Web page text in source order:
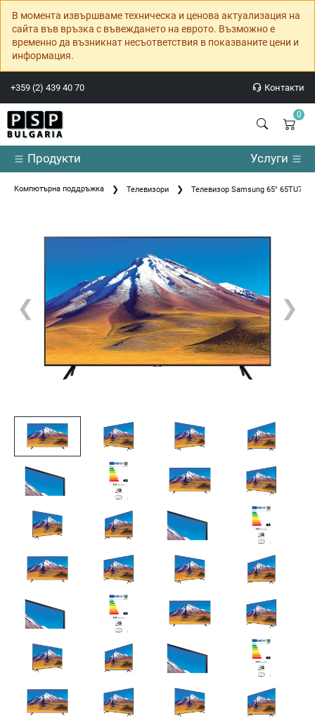
В момента извършваме техническа и ценова актуализация на
сайта във връзка с въвеждането на еврото. Възможно е
временно да възникнат несъответствия в показваните цени и
информация.
+359 (2) 439 40 70 Контакти
0
Продукти Услуги
Компютърна поддръжка Телевизори Телевизор Samsung 65"
❮ ❯